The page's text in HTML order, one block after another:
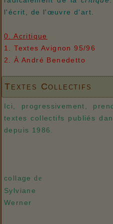
l'écrit, de l'œuvre d'art.
0. Acritique
1. Textes Avignon 95/96
2. À André Benedetto
Textes Collectifs
Ici, progressivement,
textes collectifs publiés
depuis 1986.
collage de
Sylviane
Werner